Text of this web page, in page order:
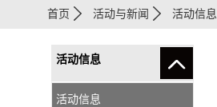
首页 活动与新闻 活动信息
活动信息
活动信息